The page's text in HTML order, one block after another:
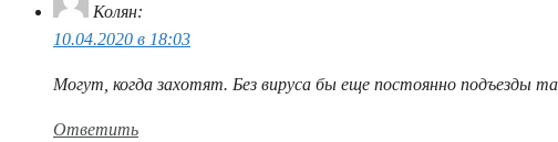
Колян:
10.04.2020 в 18:03
Могут, когда захотят. Без вируса бы еще постоянно подъезды
Ответить